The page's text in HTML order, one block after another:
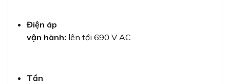
Điện áp
vận hành: lên tới 690 V AC
Tần